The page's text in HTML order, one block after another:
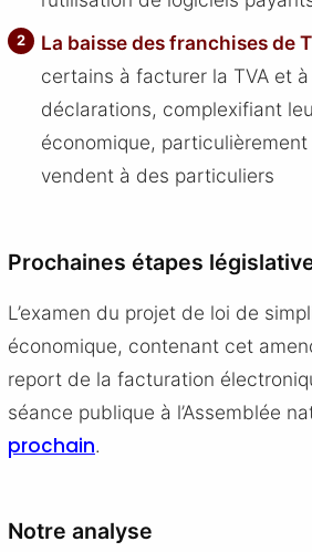
La baisse des franchises de
certains à facturer la TVA et
déclarations, complexifiant
économique,
vendent à des particuliers
Prochaines étapes
L’examen du projet de loi de
économique, contenant cet
report de la facturation
séance publique à l’Assemblée
prochain.
Notre analyse